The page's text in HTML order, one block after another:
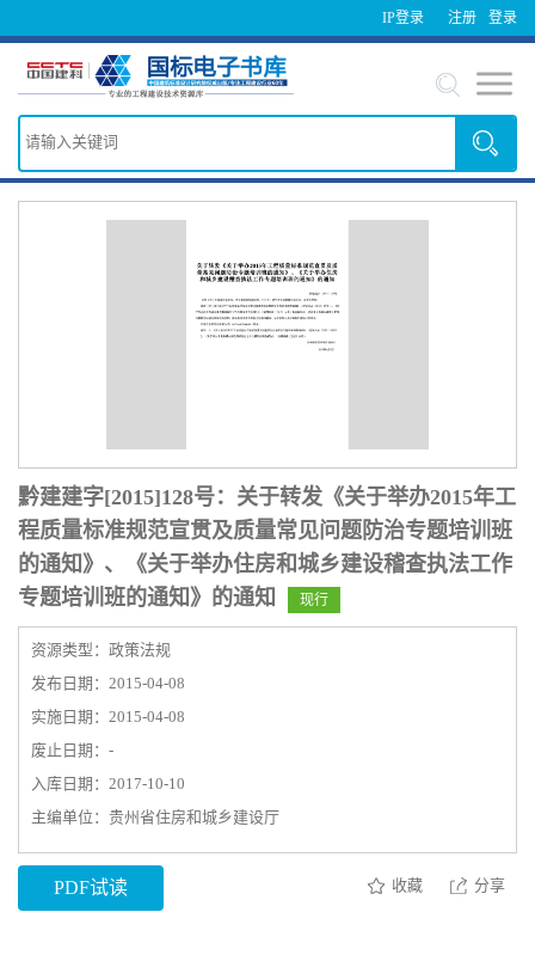
IP登录 登录
注册
黔建建字[2015]128号：关于转发《关于举办2015年工
程质量标准规范宣贯及质量常见问题防治专题培训班
的通知》、《关于举办住房和城乡建设稽查执法工作
专题培训班的通知》的通知
现行
资源类型：政策法规
发布日期：2015-04-08
实施日期：2015-04-08
废止日期：-
入库日期：2017-10-10
主编单位：贵州省住房和城乡建设厅
PDF试读 收藏 分享